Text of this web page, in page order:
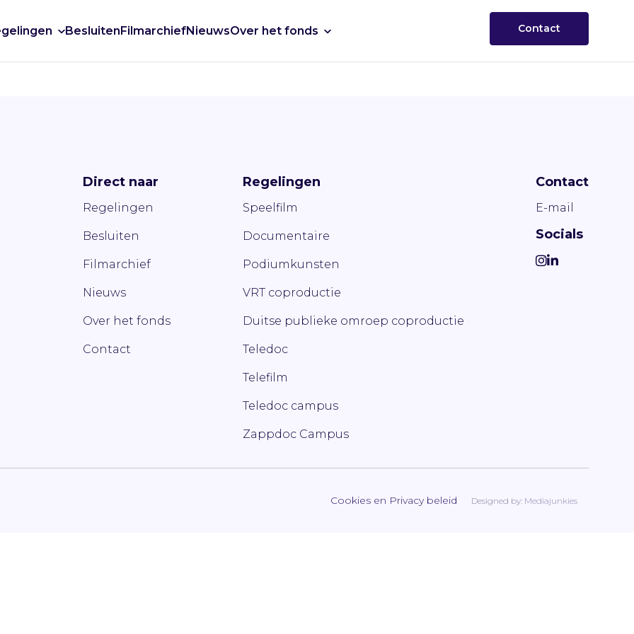
BesluitenFilmarchiefNieuwsOver het fonds Contact
Direct naar
Regelingen
Besluiten
Filmarchief
Nieuws
Over het fonds
Contact
Regelingen
Speelfilm
Documentaire
Podiumkunsten
VRT coproductie
Duitse publieke omroep coproductie
Teledoc
Telefilm
Teledoc campus
Zappdoc Campus
Contact
E-mail
Socials
Cookies en Privacy beleid Designed by: Mediajunkies